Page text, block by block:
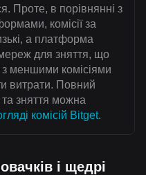
Проте, в порівнянні з
комісії за
а платформа
для зняття, що
з меншими комісіями
витрати. Повний
та зняття можна
комісій Bitget.
і щедрі